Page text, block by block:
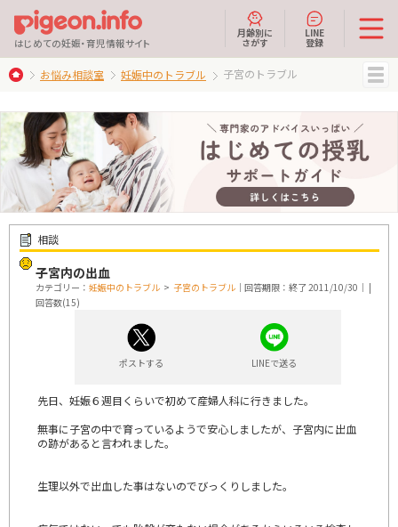
はじめての妊娠・育児情報サイト
月齢別に
さがす
LINE
登録
お悩み相談室 妊娠中のトラブル 子宮のトラブル
相談
子宮内の出血
カテゴリー： 妊娠中のトラブル > 子宮のトラブル ｜回答期限：終了 2011/10/30｜ |
回答数(15)
ポストする LINEで送る
先日、妊娠６週目くらいで初めて産婦人科に行きました。
無事に子宮の中で育っているようで安心しましたが、子宮内に出血
の跡があると言われました。
生理以外で出血した事はないのでびっくりしました。